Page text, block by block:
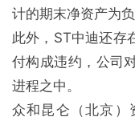
计的期末净资产为
此外，ST中迪还存
付构成违约，公司
进程之中。
众和昆仑（北京）